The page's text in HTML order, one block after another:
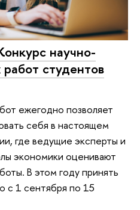
научно-
студентов
ежегодно позволяет
себя в настоящем
где ведущие эксперты и
экономики оценивают
В этом году принять
с 1 сентября по 15